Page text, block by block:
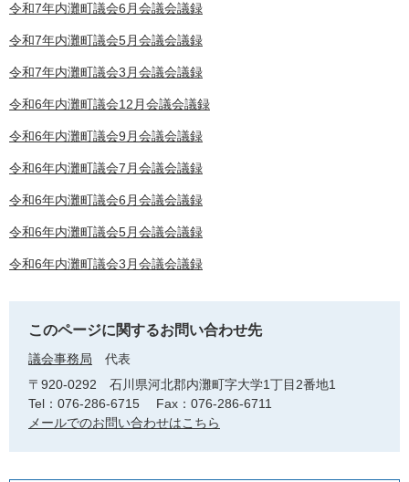
令和7年内灘町議会6月会議会議録
令和7年内灘町議会5月会議会議録
令和7年内灘町議会3月会議会議録
令和6年内灘町議会12月会議会議録
令和6年内灘町議会9月会議会議録
令和6年内灘町議会7月会議会議録
令和6年内灘町議会6月会議会議録
令和6年内灘町議会5月会議会議録
令和6年内灘町議会3月会議会議録
このページに関するお問い合わせ先
議会事務局
代表
〒920-0292
石川県河北郡内灘町字大学1丁目2番地1
Tel：076-286-6715
Fax：076-286-6711
メールでのお問い合わせはこちら